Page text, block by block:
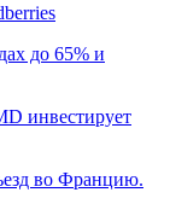
до 65% и
инвестирует
во Францию.